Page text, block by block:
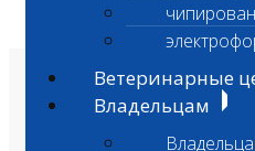
Ветеринарные
Владельцам
О лаборатории
Анализы и цены
Ветеринарные центры
Владельцам